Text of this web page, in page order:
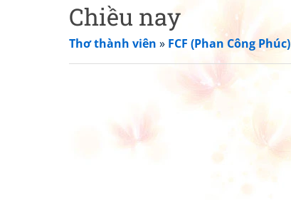
Chiều nay
Thơ thành viên » FCF (Phan Công Phúc)